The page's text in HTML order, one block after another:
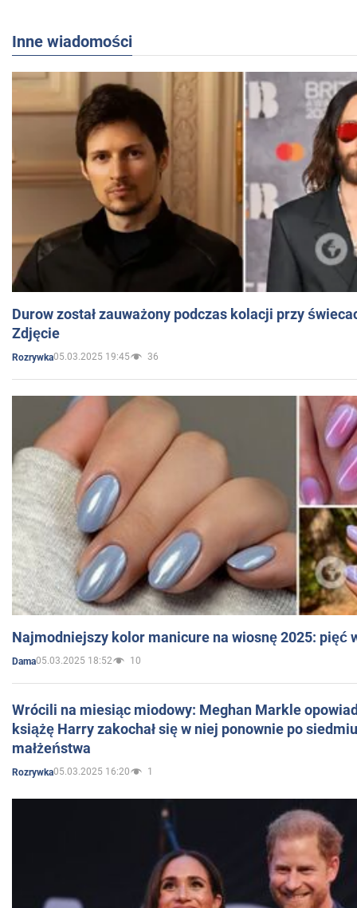
Inne wiadomości
Durow został zauważony podczas kolacji przy
Zdjęcie
Rozrywka05.03.2025 19:45 36
Najmodniejszy kolor manicure na wiosnę 2025: pięć
Dama05.03.2025 18:52 10
Wrócili na miesiąc miodowy: Meghan Markle
książę Harry zakochał się w niej ponownie po
małżeństwa
Rozrywka05.03.2025 16:20 1